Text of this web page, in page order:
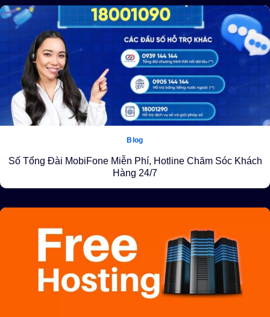
Blog
Số Tổng Đài MobiFone Miễn Phí, Hotline Chăm Sóc Khách
Hàng 24/7